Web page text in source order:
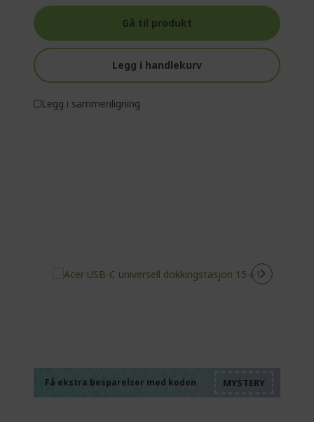
Gå til produkt
Legg i handlekurv
Legg i sammenligning
Få ekstra besparelser med koden